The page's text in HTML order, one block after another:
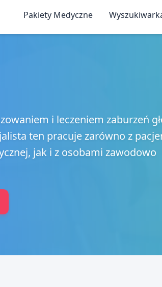
Pakiety Medyczne
i leczeniem zaburzeń
ten pracuje zarówno z
jak i z osobami zawodowo